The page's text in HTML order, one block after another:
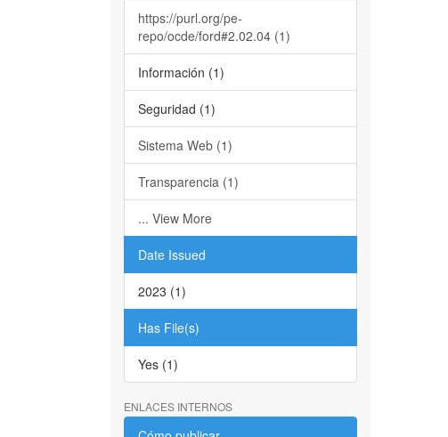
https://purl.org/pe-
repo/ocde/ford#2.02.04 (1)
Información (1)
Seguridad (1)
Sistema Web (1)
Transparencia (1)
... View More
Date Issued
2023 (1)
Has File(s)
Yes (1)
ENLACES INTERNOS